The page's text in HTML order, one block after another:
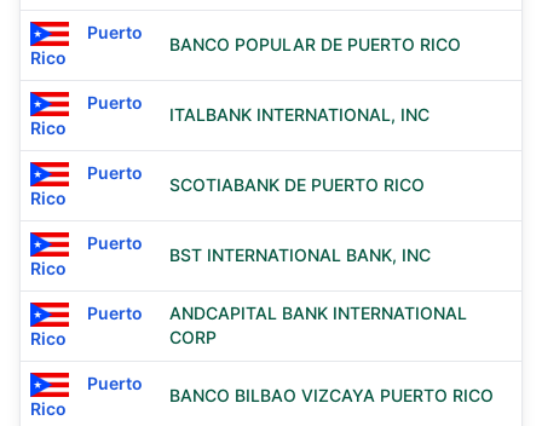
Puerto
Rico
BANCO POPULAR DE PUERTO RICO
Puerto
Rico
ITALBANK INTERNATIONAL, INC
Puerto
Rico
SCOTIABANK DE PUERTO RICO
Puerto
Rico
BST INTERNATIONAL BANK, INC
Puerto
Rico
ANDCAPITAL BANK INTERNATIONAL
CORP
Puerto
Rico
BANCO BILBAO VIZCAYA PUERTO RICO